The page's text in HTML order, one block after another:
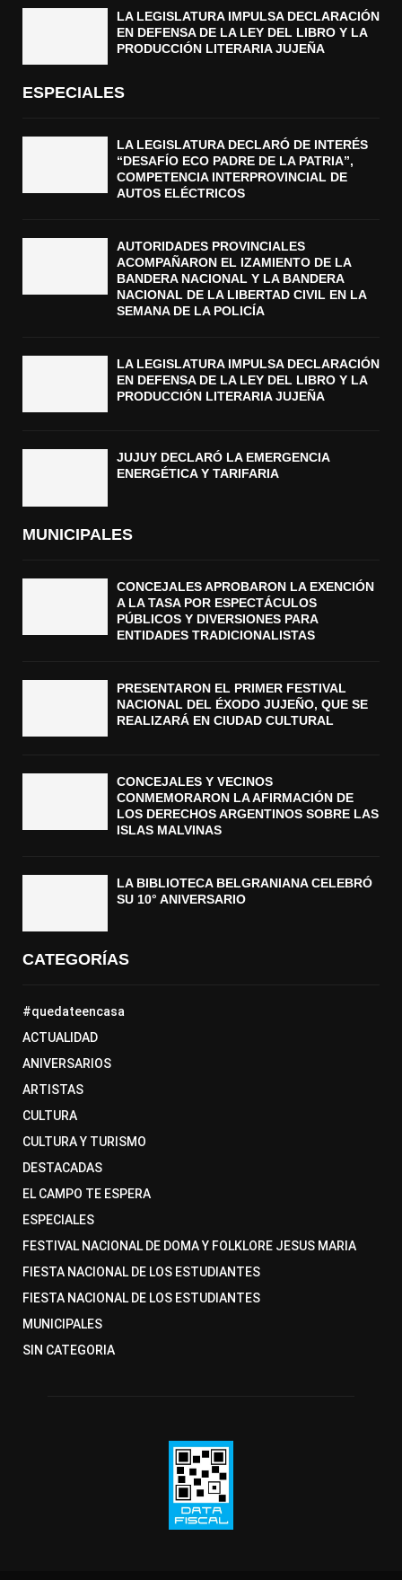
LA LEGISLATURA IMPULSA DECLARACIÓN
EN DEFENSA DE LA LEY DEL LIBRO Y LA
PRODUCCIÓN LITERARIA JUJEÑA
ESPECIALES
LA LEGISLATURA DECLARÓ DE INTERÉS
“DESAFÍO ECO PADRE DE LA PATRIA”,
COMPETENCIA INTERPROVINCIAL DE
AUTOS ELÉCTRICOS
AUTORIDADES PROVINCIALES
ACOMPAÑARON EL IZAMIENTO DE LA
BANDERA NACIONAL Y LA BANDERA
NACIONAL DE LA LIBERTAD CIVIL EN LA
SEMANA DE LA POLICÍA
LA LEGISLATURA IMPULSA DECLARACIÓN
EN DEFENSA DE LA LEY DEL LIBRO Y LA
PRODUCCIÓN LITERARIA JUJEÑA
JUJUY DECLARÓ LA EMERGENCIA
ENERGÉTICA Y TARIFARIA
MUNICIPALES
CONCEJALES APROBARON LA EXENCIÓN
A LA TASA POR ESPECTÁCULOS
PÚBLICOS Y DIVERSIONES PARA
ENTIDADES TRADICIONALISTAS
PRESENTARON EL PRIMER FESTIVAL
NACIONAL DEL ÉXODO JUJEÑO, QUE SE
REALIZARÁ EN CIUDAD CULTURAL
CONCEJALES Y VECINOS
CONMEMORARON LA AFIRMACIÓN DE
LOS DERECHOS ARGENTINOS SOBRE LAS
ISLAS MALVINAS
LA BIBLIOTECA BELGRANIANA CELEBRÓ
SU 10° ANIVERSARIO
CATEGORÍAS
#quedateencasa
ACTUALIDAD
ANIVERSARIOS
ARTISTAS
CULTURA
CULTURA Y TURISMO
DESTACADAS
EL CAMPO TE ESPERA
ESPECIALES
FESTIVAL NACIONAL DE DOMA Y FOLKLORE JESUS MARIA
FIESTA NACIONAL DE LOS ESTUDIANTES
FIESTA NACIONAL DE LOS ESTUDIANTES
MUNICIPALES
SIN CATEGORIA